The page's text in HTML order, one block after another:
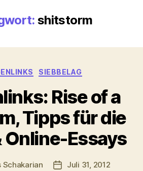
shitstorm
Kategorien
SIEBBELAG
Rise of a
Tipps für die
Online-Essays
Schakarian
Juli 31, 2012